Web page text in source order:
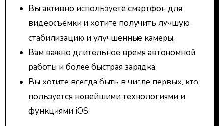
Вы активно используете смартфон для
видеосъёмки и хотите получить лучшую
стабилизацию и улучшенные камеры.
Вам важно длительное время автономной
работы и более быстрая зарядка.
Вы хотите всегда быть в числе первых, кто
пользуется новейшими технологиями и
функциями iOS.